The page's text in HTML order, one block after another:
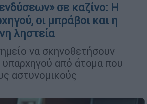
σε καζίνο: Η
οι μπράβοι και η
ληστεία
να σκηνοθετήσουν
από άτομα που
αστυνομικούς